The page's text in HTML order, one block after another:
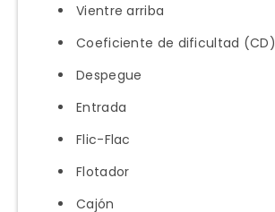
Vientre arriba
Coeficiente de dificultad (CD)
Despegue
Entrada
Flic-Flac
Flotador
Cajón